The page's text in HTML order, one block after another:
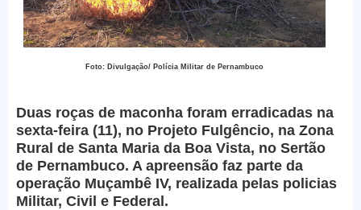
Foto: Divulgação/ Polícia Militar de Pernambuco
Duas roças de maconha foram erradicadas na
sexta-feira (11), no Projeto Fulgêncio, na Zona
Rural de Santa Maria da Boa Vista, no Sertão
de Pernambuco. A apreensão faz parte da
operação Muçambê IV, realizada pelas policias
Militar, Civil e Federal.